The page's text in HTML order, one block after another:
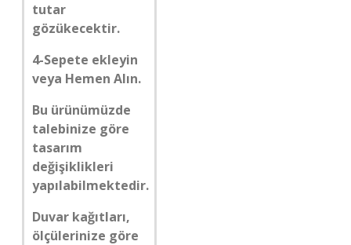
tutar
gözükecektir.
4-Sepete ekleyin
veya Hemen Alın.
Bu ürünümüzde
talebinize göre
tasarım
değişiklikleri
yapılabilmektedir.
Duvar kağıtları,
ölçülerinize göre